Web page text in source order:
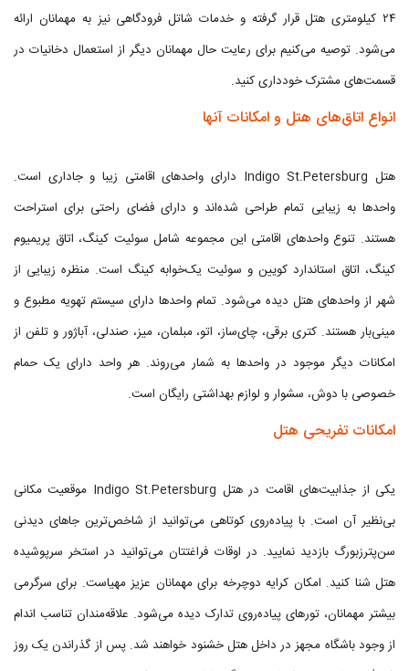
۲۴ کیلومتری هتل قرار گرفته و خدمات شاتل فرودگاهی نیز به مهمانان ارائه
می‌شود. توصیه می‌کنیم برای رعایت حال مهمانان دیگر از استعمال دخانیات در
قسمت‌های مشترک خودداری کنید.
انواع اتاق‌های هتل و امکانات آنها
هتل Indigo St.Petersburg دارای واحدهای اقامتی زیبا و جاداری است.
واحدها به زیبایی تمام طراحی شده‌اند و دارای فضای راحتی برای استراحت
هستند. تنوع واحدهای اقامتی این مجموعه شامل سوئیت کینگ، اتاق پریمیوم
کینگ، اتاق استاندارد کویین و سوئیت یک‌خوابه کینگ است. منظره زیبایی از
شهر از واحدهای هتل دیده می‌شود. تمام واحدها دارای سیستم تهویه مطبوع و
مینی‌بار هستند. کتری برقی، چای‌ساز، اتو، مبلمان، میز، صندلی، آباژور و تلفن از
امکانات دیگر موجود در واحدها به شمار می‌روند. هر واحد دارای یک حمام
خصوصی با دوش، سشوار و لوازم بهداشتی رایگان است.
امکانات تفریحی هتل
یکی از جذابیت‌های اقامت در هتل Indigo St.Petersburg موقعیت مکانی
بی‌نظیر آن است. با پیاده‌روی کوتاهی می‌توانید از شاخص‌ترین جاهای دیدنی
سن‌پترزبورگ بازدید نمایید. در اوقات فراغتتان می‌توانید در استخر سرپوشیده
هتل شنا کنید. امکان کرایه دوچرخه برای مهمانان عزیز مهیاست. برای سرگرمی
بیشتر مهمانان، تورهای پیاده‌روی تدارک دیده می‌شود. علاقه‌مندان تناسب اندام
از وجود باشگاه مجهز در داخل هتل خشنود خواهند شد. پس از گذراندن یک روز